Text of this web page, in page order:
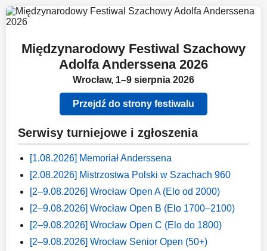
Międzynarodowy Festiwal Szachowy
Adolfa Anderssena 2026
Wrocław, 1–9 sierpnia 2026
Przejdź do strony festiwalu
Serwisy turniejowe i zgłoszenia
[1.08.2026] Memoriał Anderssena
[2.08.2026] Mistrzostwa Polski w Szachach 960
[2–9.08.2026] Wrocław Open A (Elo od 2000)
[2–9.08.2026] Wrocław Open B (Elo 1700–2100)
[2–9.08.2026] Wrocław Open C (Elo do 1800)
[2–9.08.2026] Wrocław Senior Open (50+)